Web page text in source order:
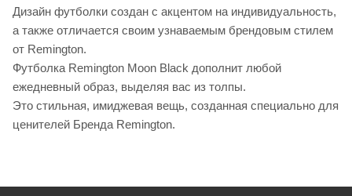
Дизайн футболки создан с акцентом на индивидуальность,
а также отличается своим узнаваемым брендовым стилем
от Remington.
Футболка Remington Moon Black дополнит любой
ежедневный образ, выделяя вас из толпы.
Это стильная, имиджевая вещь, созданная специально для
ценителей Бренда Remington.